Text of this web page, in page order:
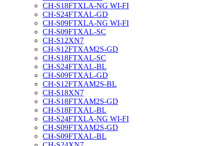
CH-S18FTXLA-NG WI-FI
CH-S24FTXAL-GD
CH-S09FTXLA-NG WI-FI
CH-S09FTXAL-SC
CH-S12XN7
CH-S12FTXAM2S-GD
CH-S18FTXAL-SC
CH-S24FTXAL-BL
CH-S09FTXAL-GD
CH-S12FTXAM2S-BL
CH-S18XN7
CH-S18FTXAM2S-GD
CH-S18FTXAL-BL
CH-S24FTXLA-NG WI-FI
CH-S09FTXAM2S-GD
CH-S09FTXAL-BL